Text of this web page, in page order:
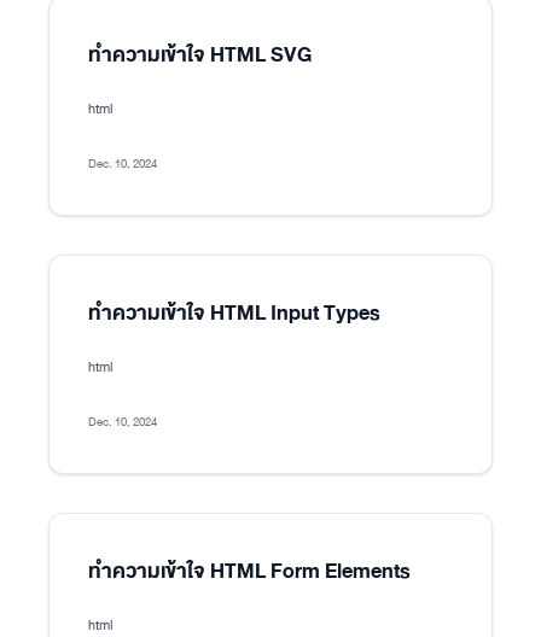
ทำความเข้าใจ HTML SVG
html
Dec. 10, 2024
ทำความเข้าใจ HTML Input Types
html
Dec. 10, 2024
ทำความเข้าใจ HTML Form Elements
html